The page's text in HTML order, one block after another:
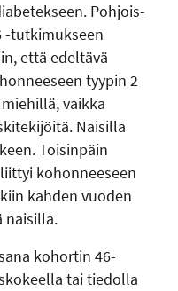
Pohjois-
-tutkimukseen
että edeltävä
tyypin 2
vaikka
Naisilla
Toisinpäin
kohonneeseen
kahden vuoden
naisilla.
kohortin 46-
tai tiedolla